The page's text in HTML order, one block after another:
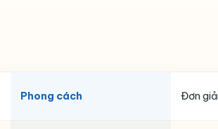
Phong cách Đơn